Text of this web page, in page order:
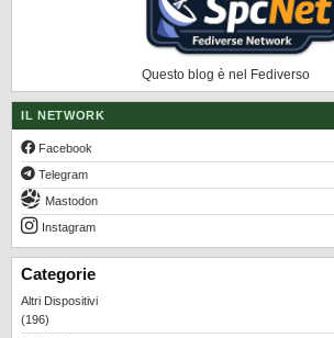
Questo blog è nel Fediverso
IL NETWORK
Facebook
Telegram
Mastodon
Instagram
Categorie
Altri Dispositivi
(196)